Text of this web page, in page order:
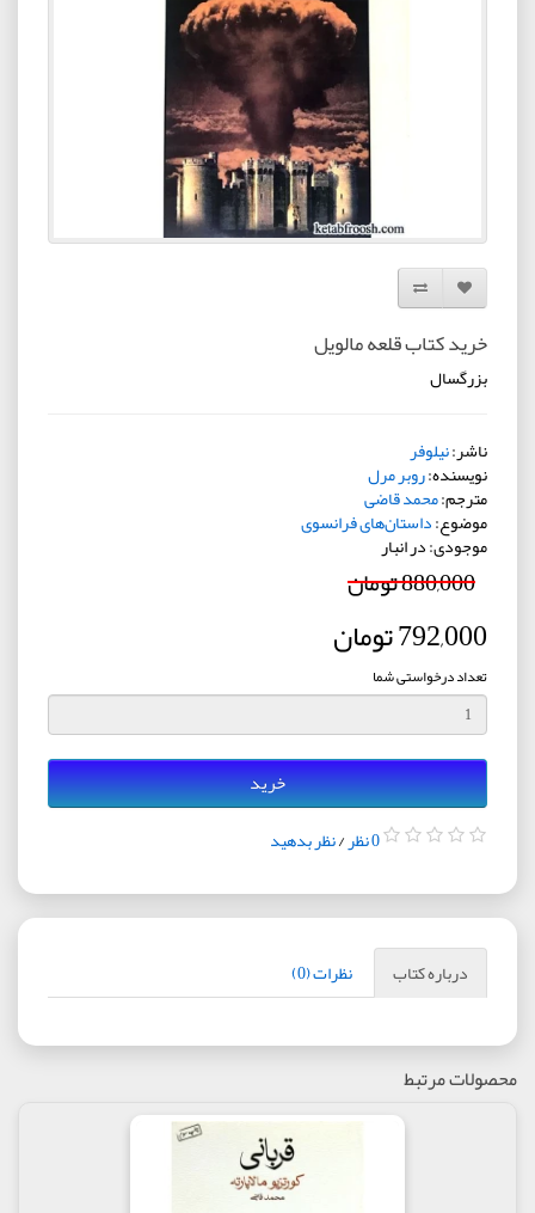
افزودن به لیست دلخواه
مقایسه این محصول
خرید کتاب قلعه مالویل
بزرگسال
ناشر:نیلوفر
نویسنده:روبر مرل
مترجم:محمد قاضی
موضوع:داستان‌های فرانسوی
موجودی: در انبار
880,000 تومان
792,000 تومان
تعداد درخواستی شما
خرید
0 نظر /نظر بدهید
درباره کتاب نظرات (0)
محصولات مرتبط